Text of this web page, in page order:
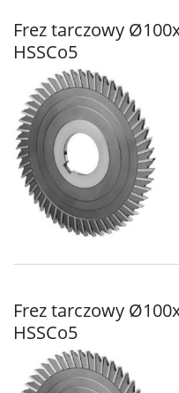
Frez tarczowy
HSSCo5
Frez tarczowy
HSSCo5